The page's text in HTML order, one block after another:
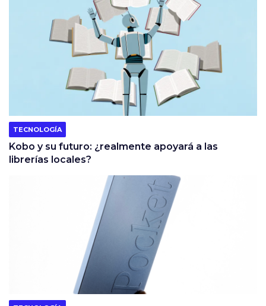
TECNOLOGÍA
Kobo y su futuro: ¿realmente apoyará a las
librerías locales?